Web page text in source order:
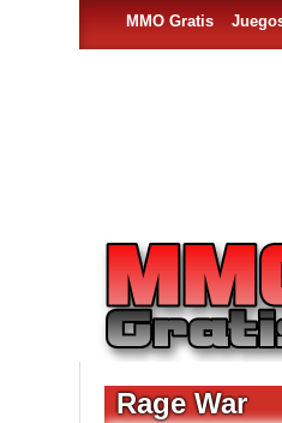
MMO Gratis
Rage War